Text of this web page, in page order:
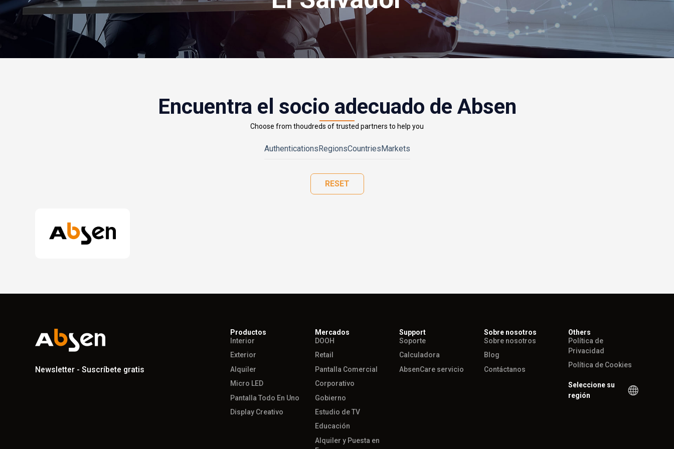
Encuentra el socio adecuado de Absen
Choose from thoudreds of trusted partners to help you
Authentications RegionsCountries Markets
RESET
Newsletter - Suscríbete gratis
Productos
Interior
Exterior
Alquiler
Micro LED
Pantalla Todo En Uno
Display Creativo
Mercados
DOOH
Retail
Pantalla Comercial
Corporativo
Gobierno
Estudio de TV
Educación
Alquiler y Puesta en
Support
Soporte
Calculadora
AbsenCare servicio
Sobre nosotros
Sobre nosotros
Blog
Contáctanos
Others
Política de
Privacidad
Política de Cookies
Seleccione su
región